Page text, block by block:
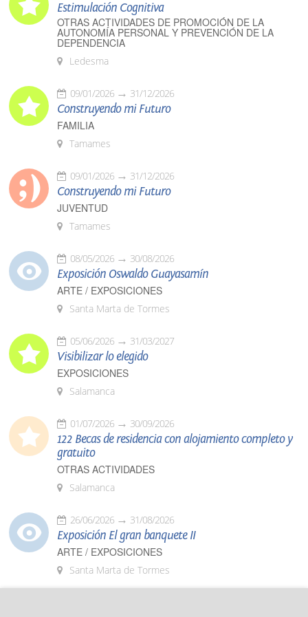
Estimulación Cognitiva
OTRAS ACTIVIDADES DE PROMOCIÓN DE LA
AUTONOMÍA PERSONAL Y PREVENCIÓN DE LA
DEPENDENCIA
Ledesma
09/01/2026 31/12/2026
Construyendo mi Futuro
FAMILIA
Tamames
09/01/2026 31/12/2026
Construyendo mi Futuro
JUVENTUD
Tamames
08/05/2026 30/08/2026
Exposición Oswaldo Guayasamín
ARTE / EXPOSICIONES
Santa Marta de Tormes
05/06/2026 31/03/2027
Visibilizar lo elegido
EXPOSICIONES
Salamanca
01/07/2026 30/09/2026
122 Becas de residencia con alojamiento completo y
gratuito
OTRAS ACTIVIDADES
Salamanca
26/06/2026 31/08/2026
Exposición El gran banquete II
ARTE / EXPOSICIONES
Santa Marta de Tormes